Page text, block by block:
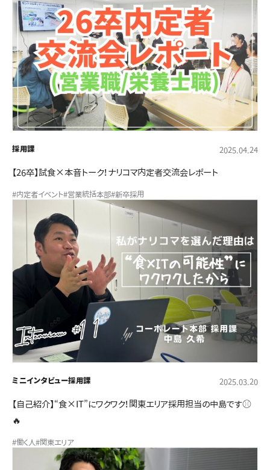
採用課 2025.04.24
【26卒】試食×本音トーク！ナリコマ内定者交流会レポート
#内定者イベント#営業統括本部#新卒採用
ミニインタビュー採用課 2025.03.20
【自己紹介】“食×IT”にワクワク！関東エリア採用担当の中島です⚾
🔥
#働く人#関東エリア